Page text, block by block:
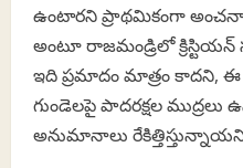
ఉంటారని ప్రాథమికంగా
అంటూ రాజమండ్రిలో
ఇది ప్రమాదం మాత్రం కాదని, ఈ
గుండెలపై పాదరక్షల
అనుమానాలు